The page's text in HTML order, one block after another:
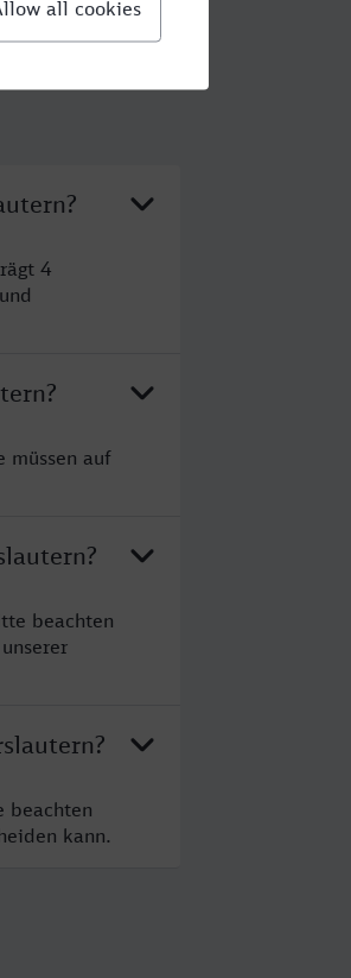
4
müssen auf
beachten
beachten
kann.